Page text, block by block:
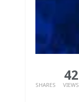
SHARES
42
VIEWS